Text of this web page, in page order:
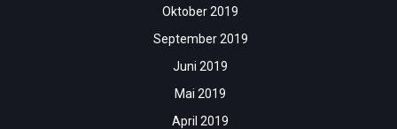
Oktober 2019
September 2019
Juni 2019
Mai 2019
April 2019